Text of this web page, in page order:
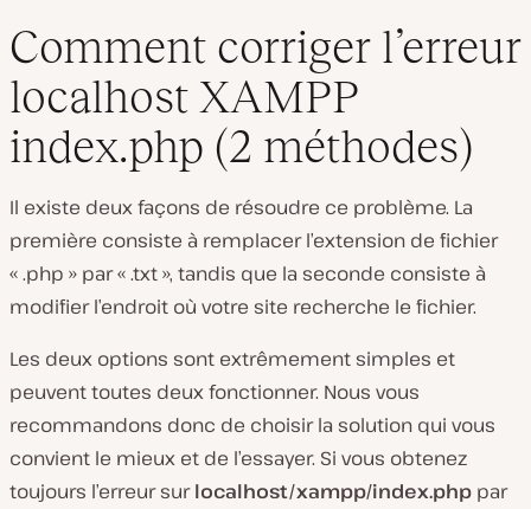
Comment corriger l’erreur
localhost XAMPP
index.php (2 méthodes)
Il existe deux façons de résoudre ce problème. La
première consiste à remplacer l’extension de fichier
« .php » par « .txt », tandis que la seconde consiste à
modifier l’endroit où votre site recherche le fichier.
Les deux options sont extrêmement simples et
peuvent toutes deux fonctionner. Nous vous
recommandons donc de choisir la solution qui vous
convient le mieux et de l’essayer. Si vous obtenez
toujours l’erreur surlocalhost/xampp/index.php par